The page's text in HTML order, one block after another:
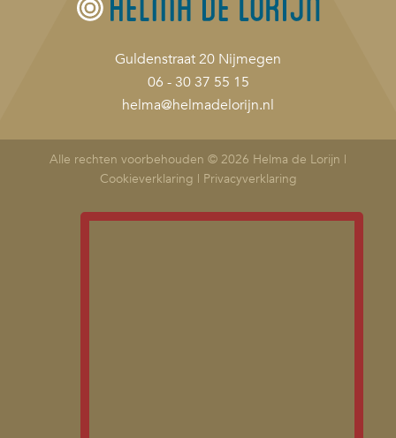
Guldenstraat 20 Nijmegen
06 - 30 37 55 15
helma@helmadelorijn.nl
Alle rechten voorbehouden © 2026 Helma de Lorijn |
Cookieverklaring | Privacyverklaring